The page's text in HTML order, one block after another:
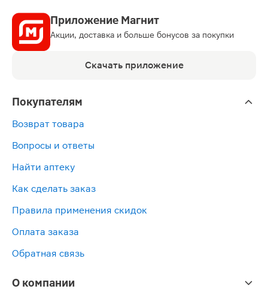
Приложение Магнит
Акции, доставка и больше бонусов за покупки
Скачать приложение
Покупателям
Возврат товара
Вопросы и ответы
Найти аптеку
Как сделать заказ
Правила применения скидок
Оплата заказа
Обратная связь
О компании